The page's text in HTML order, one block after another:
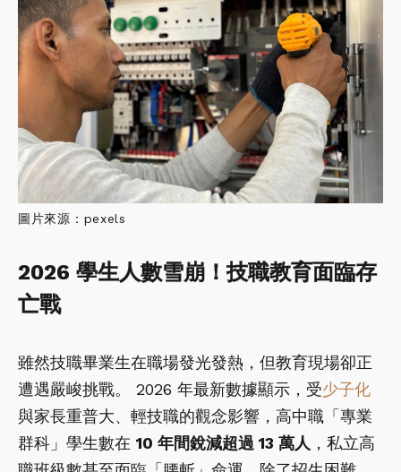
圖片來源：pexels
2026 學生人數雪崩！技職教育面臨存
亡戰
雖然技職畢業生在職場發光發熱，但教育現場卻正
遭遇嚴峻挑戰。 2026 年最新數據顯示，受少子化
與家長重普大、輕技職的觀念影響，高中職「專業
群科」學生數在 10 年間銳減超過 13 萬人 ，私立高